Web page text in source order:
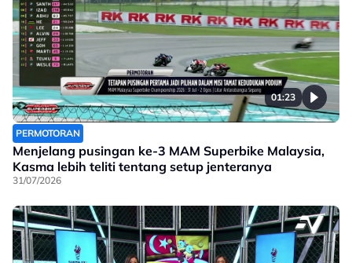
01:23
PERMOTORAN
Menjelang pusingan ke-3 MAM Superbike Malaysia,
Kasma lebih teliti tentang setup jenteranya
31/07/2026